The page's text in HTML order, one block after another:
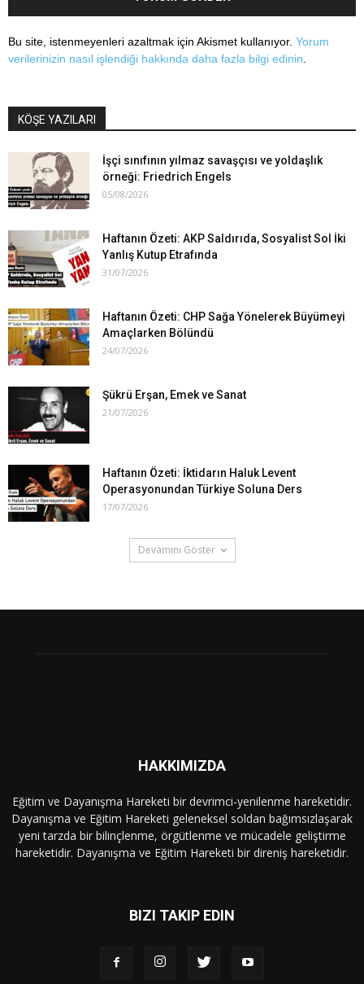
Bu site, istenmeyenleri azaltmak için Akismet kullanıyor. Yorum
verilerinizin nasıl işlendiği hakkında daha fazla bilgi edinin
KÖŞE YAZILARI
İşçi sınıfının yılmaz savaşçısı ve yoldaşlık
örneği: Friedrich Engels
05/08/2026
Haftanın Özeti: AKP Saldırıda, Sosyalist Sol İki
Yanlış Kutup Etrafında
31/07/2026
Haftanın Özeti: CHP Sağa Yönelerek Büyümeyi
Amaçlarken Bölündü
24/07/2026
Şükrü Erşan, Emek ve Sanat
21/07/2026
Haftanın Özeti: İktidarın Haluk Levent
Operasyonundan Türkiye Soluna Ders
17/07/2026
Devamını Göster
HAKKIMIZDA
Eğitim ve Dayanışma Hareketi bir devrimci-yenilenme hareketidir.
Dayanışma ve Eğitim Hareketi geleneksel soldan bağımsızlaşarak
yeni tarzda bir bilinçlenme, örgütlenme ve mücadele geliştirme
hareketidir. Dayanışma ve Eğitim Hareketi bir direniş hareketidir.
BIZI TAKIP EDIN